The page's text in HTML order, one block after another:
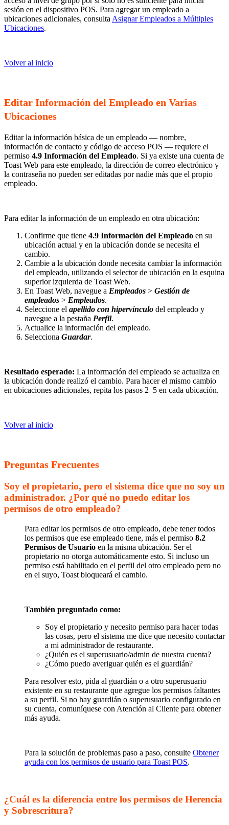
sesión en el dispositivo POS. Para agregar un empleado a
ubicaciones adicionales, consulta Asignar Empleados a Múltiples
Ubicaciones.
Volver al inicio
Editar Información del Empleado en Varias
Ubicaciones
Editar la información básica de un empleado — nombre,
información de contacto y código de acceso POS — requiere el
permiso 4.9 Información del Empleado. Si ya existe una cuenta de
Toast Web para este empleado, la dirección de correo electrónico y
la contraseña no pueden ser editadas por nadie más que el propio
empleado.
Para editar la información de un empleado en otra ubicación:
Confirme que tiene 4.9 Información del Empleado en su
ubicación actual y en la ubicación donde se necesita el
cambio.
Cambie a la ubicación donde necesita cambiar la información
del empleado, utilizando el selector de ubicación en la esquina
superior izquierda de Toast Web.
En Toast Web, navegue a Empleados > Gestión de
empleados > Empleados.
Seleccione el apellido con hipervínculo del empleado y
navegue a la pestaña Perfil.
Actualice la información del empleado.
Selecciona Guardar.
Resultado esperado: La información del empleado se actualiza en
la ubicación donde realizó el cambio. Para hacer el mismo cambio
en ubicaciones adicionales, repita los pasos 2–5 en cada ubicación.
Volver al inicio
Preguntas Frecuentes
Soy el propietario, pero el sistema dice que no soy un
administrador. ¿Por qué no puedo editar los
permisos de otro empleado?
Para editar los permisos de otro empleado, debe tener todos
los permisos que ese empleado tiene, más el permiso 8.2
Permisos de Usuario en la misma ubicación. Ser el
propietario no otorga automáticamente esto. Si incluso un
permiso está habilitado en el perfil del otro empleado pero no
en el suyo, Toast bloqueará el cambio.
También preguntado como:
Soy el propietario y necesito permiso para hacer todas
las cosas, pero el sistema me dice que necesito contactar
a mi administrador de restaurante.
¿Quién es el superusuario/admin de nuestra cuenta?
¿Cómo puedo averiguar quién es el guardián?
Para resolver esto, pida al guardián o a otro superusuario
existente en su restaurante que agregue los permisos faltantes
a su perfil. Si no hay guardián o superusuario configurado en
su cuenta, comuníquese con Atención al Cliente para obtener
más ayuda.
Para la solución de problemas paso a paso, consulte Obtener
ayuda con los permisos de usuario para Toast POS.
¿Cuál es la diferencia entre los permisos de Herencia
y Sobrescritura?